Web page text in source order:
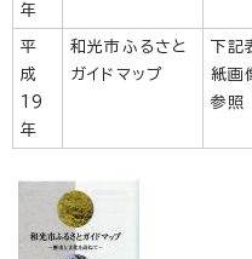
年
平
成
19
年
和光市ふるさと
ガイドマップ
下記
紙画
参照